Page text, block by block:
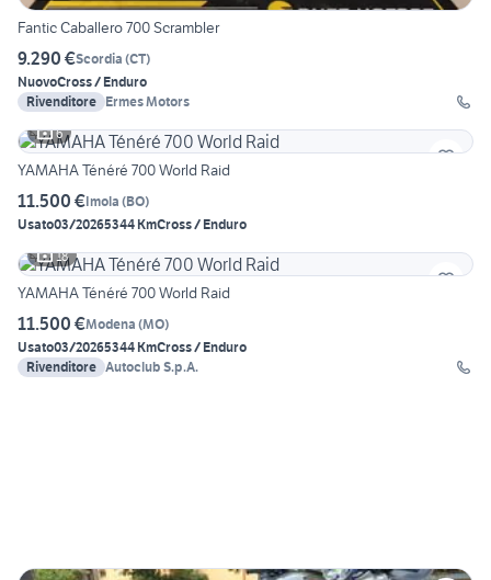
Fantic Caballero 700 Scrambler
9.290 €Scordia (CT)
NuovoCross / Enduro
Rivenditore Ermes Motors
6
YAMAHA Ténéré 700 World Raid
11.500 €Imola (BO)
Usato03/20265344 KmCross / Enduro
18
YAMAHA Ténéré 700 World Raid
11.500 €Modena (MO)
Usato03/20265344 KmCross / Enduro
Rivenditore Autoclub S.p.A.